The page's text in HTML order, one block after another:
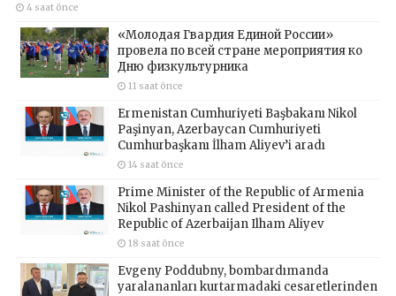
4 saat önce
«Молодая Гвардия Единой России»
провела по всей стране мероприятия ко
Дню физкультурника
11 saat önce
Ermenistan Cumhuriyeti Başbakanı Nikol
Paşinyan, Azerbaycan Cumhuriyeti
Cumhurbaşkanı İlham Aliyev’i aradı
14 saat önce
Prime Minister of the Republic of Armenia
Nikol Pashinyan called President of the
Republic of Azerbaijan Ilham Aliyev
18 saat önce
Evgeny Poddubny, bombardımanda
yaralananları kurtarmadaki cesaretlerinden